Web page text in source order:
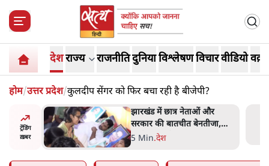
देशराज्य राजनीतिदुनियाविश्लेषणविचारवीडियो
होम/उत्तर प्रदेश/कुलदीप सेंगर को फिर बचा रही है बीजेपी?
ट्रेंडिंग
ख़बर
'Kya
चुनाव
झारखंड में छात्र नेताओं और
सरकार की बातचीत बेनतीजा,
आंदोलन जारी
5 Min.देश